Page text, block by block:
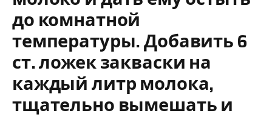
до комнатной
температуры. Добавить 6
ст. ложек закваски на
каждый литр молока,
тщательно вымешать и